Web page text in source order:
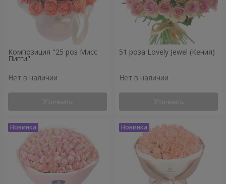
Композиция "25 роз Мисс
Пигги"
Нет в наличии
Уточнить
51 роза Lovely Jewel (Кения)
Нет в наличии
Уточнить